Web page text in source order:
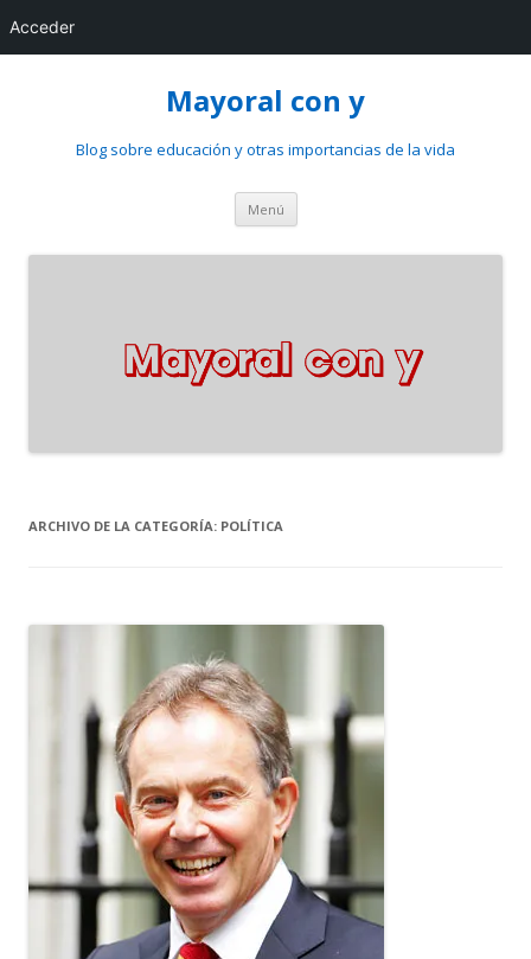
Acceder
Mayoral con y
Blog sobre educación y otras importancias de la vida
Menú Saltar
contenido
ARCHIVO DE LA CATEGORÍA: POLÍTICA